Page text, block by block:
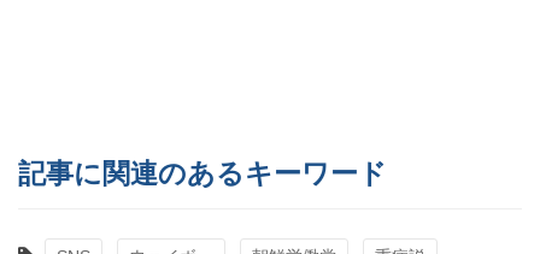
記事に関連のあるキーワード